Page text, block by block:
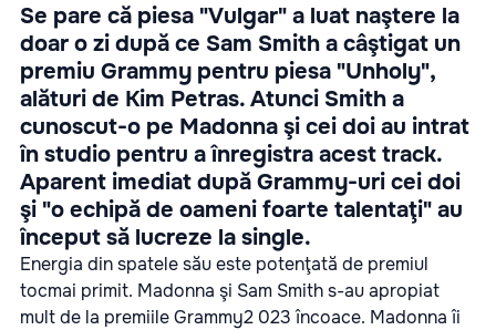
Se pare că piesa "Vulgar" a luat naştere la
doar o zi după ce Sam Smith a câştigat un
premiu Grammy pentru piesa "Unholy",
alături de Kim Petras. Atunci Smith a
cunoscut-o pe Madonna şi cei doi au intrat
în studio pentru a înregistra acest track.
Aparent imediat după Grammy-uri cei doi
şi "o echipă de oameni foarte talentaţi" au
început să lucreze la single.
Energia din spatele său este potenţată de premiul
tocmai primit. Madonna şi Sam Smith s-au apropiat
mult de la premiile Grammy2 023 încoace. Madonna îi